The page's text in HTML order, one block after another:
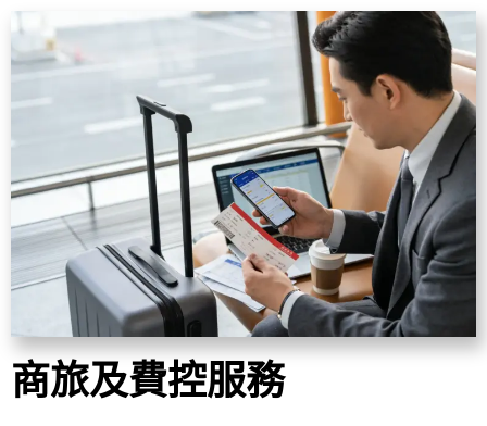
商旅及費控服務